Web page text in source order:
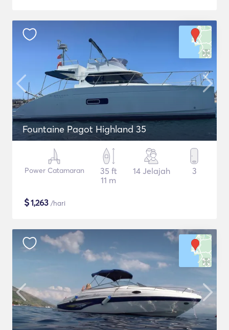
Fountaine Pagot Highland 35
Power Catamaran
35 ft
11 m
14 Jelajah 3
$1,263 /hari